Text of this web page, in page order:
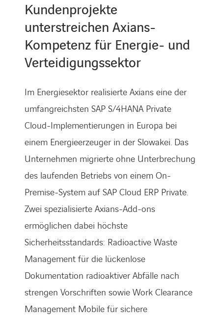
Kundenprojekte
unterstreichen Axians-
Kompetenz für Energie- und
Verteidigungssektor
Im Energiesektor realisierte Axians eine der
umfangreichsten SAP S/4HANA Private
Cloud-Implementierungen in Europa bei
einem Energieerzeuger in der Slowakei. Das
Unternehmen migrierte ohne Unterbrechung
des laufenden Betriebs von einem On-
Premise-System auf SAP Cloud ERP Private.
Zwei spezialisierte Axians-Add-ons
ermöglichen dabei höchste
Sicherheitsstandards: Radioactive Waste
Management für die lückenlose
Dokumentation radioaktiver Abfälle nach
strengen Vorschriften sowie Work Clearance
Management Mobile für sichere